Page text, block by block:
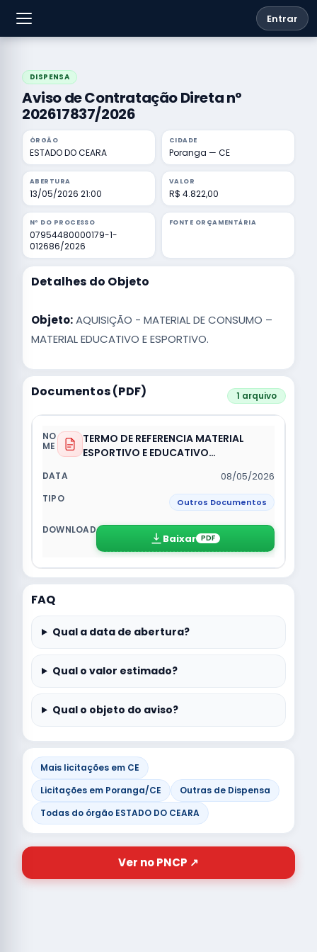
Entrar
DISPENSA
Aviso de Contratação Direta nº
202617837/2026
ÓRGÃO
ESTADO DO CEARA
CIDADE
Poranga — CE
ABERTURA
13/05/2026 21:00
VALOR
R$ 4.822,00
Nº DO PROCESSO
07954480000179-1-
012686/2026
FONTE ORÇAMENTÁRIA
Detalhes do Objeto
Objeto:AQUISIÇÃO - MATERIAL DE CONSUMO –
MATERIAL EDUCATIVO E ESPORTIVO.
Documentos (PDF) 1 arquivo
TERMO DE REFERENCIA MATERIAL
ESPORTIVO E EDUCATIVO
08/05/2026
Outros Documentos
Baixar PDF
FAQ
Qual a data de abertura?
Qual o valor estimado?
Qual o objeto do aviso?
Mais licitações em CE
Licitações em Poranga/CE
Outras de Dispensa
Todas do órgão ESTADO DO CEARA
Ver no PNCP ↗